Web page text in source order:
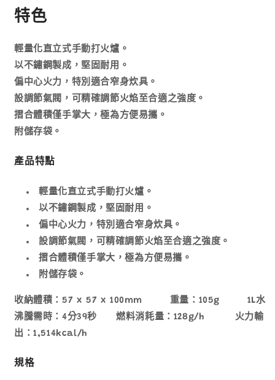
少
特色
輕量化直立式手動打火爐。
以不鏽鋼製成，堅固耐用。
偏中心火力，特別適合窄身炊具。
設調節氣閥，可精確調節火焰至合適之強度。
摺合體積僅手掌大，極為方便易攜。
附儲存袋。
產品特點
輕量化直立式手動打火爐。
以不鏽鋼製成，堅固耐用。
偏中心火力，特別適合窄身炊具。
設調節氣閥，可精確調節火焰至合適之強度。
摺合體積僅手掌大，極為方便易攜。
附儲存袋。
收納體積：57 x 57 x 100mm 重量：105g 1L水
沸騰需時：4分39秒 燃料消耗量：128g/h 火力輸
出：1,514kcal/h
規格